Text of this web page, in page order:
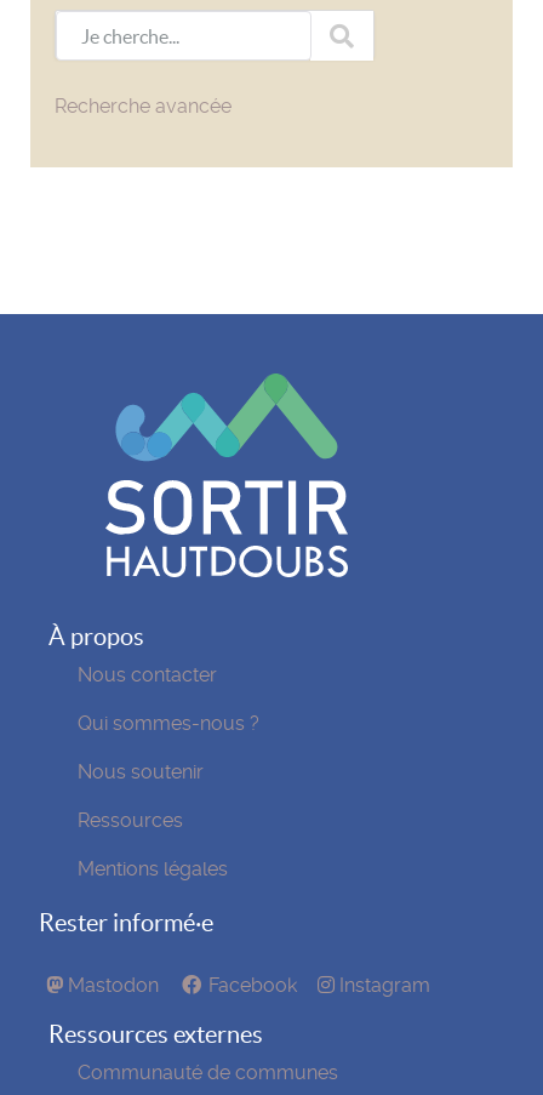
Je cherche...
Recherche avancée
À propos
Nous contacter
Qui sommes-nous ?
Nous soutenir
Ressources
Mentions légales
Rester informé·e
Mastodon Facebook Instagram
Ressources externes
Communauté de communes